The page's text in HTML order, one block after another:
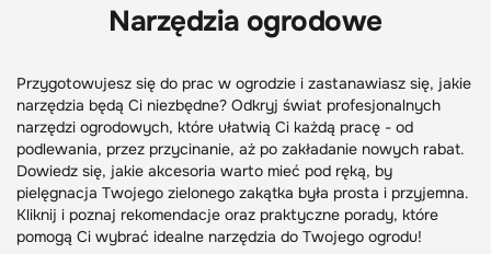
Narzędzia ogrodowe
Przygotowujesz się do prac w ogrodzie i zastanawiasz się, jakie
narzędzia będą Ci niezbędne? Odkryj świat profesjonalnych
narzędzi ogrodowych, które ułatwią Ci każdą pracę - od
podlewania, przez przycinanie, aż po zakładanie nowych rabat.
Dowiedz się, jakie akcesoria warto mieć pod ręką, by
pielęgnacja Twojego zielonego zakątka była prosta i przyjemna.
Kliknij i poznaj rekomendacje oraz praktyczne porady, które
pomogą Ci wybrać idealne narzędzia do Twojego ogrodu!